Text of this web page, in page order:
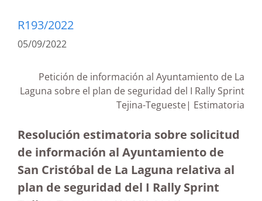
R193/2022
05/09/2022
Petición de información al Ayuntamiento de La
Laguna sobre el plan de seguridad del I Rally Sprint
Tejina-Tegueste| Estimatoria
Resolución estimatoria sobre solicitud
de información al Ayuntamiento de
San Cristóbal de La Laguna relativa al
plan de seguridad del I Rally Sprint